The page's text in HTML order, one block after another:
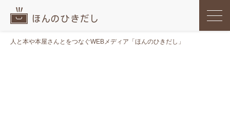
人と本や本屋さんとをつなぐWEBメディア「ほんのひきだし」